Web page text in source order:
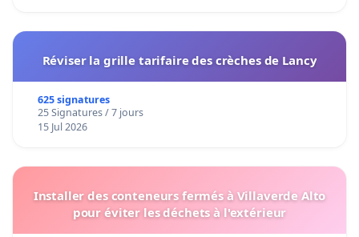
Réviser la grille tarifaire des crèches de Lancy
625 signatures
25 Signatures / 7 jours
15 Jul 2026
Installer des conteneurs fermés à Villaverde Alto
pour éviter les déchets à l'extérieur